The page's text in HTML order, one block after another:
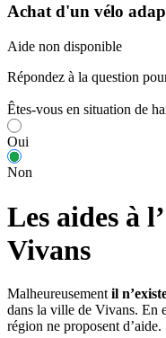
Achat d'un vélo
Aide non disponible
Répondez à la question
Êtes-vous en situation de
Oui
Non
Les aides à
Vivans
Malheureusement il
dans la ville de Vivans. En
région ne proposent d’aide.